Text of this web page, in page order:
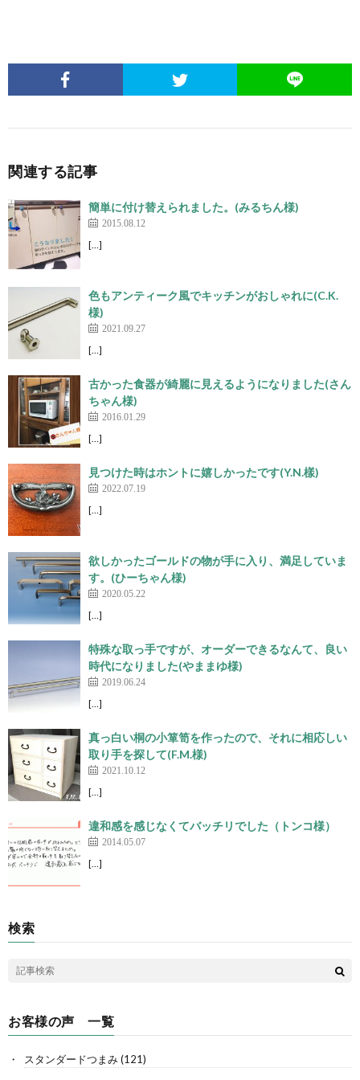
関連する記事
簡単に付け替えられました。(みるちん様)
2015.08.12
[…]
色もアンティーク風でキッチンがおしゃれに(C.K.
様)
2021.09.27
[…]
古かった食器が綺麗に見えるようになりました(さん
ちゃん様)
2016.01.29
[…]
見つけた時はホントに嬉しかったです(Y.N.樣)
2022.07.19
[…]
欲しかったゴールドの物が手に入り、満足していま
す。(ひーちゃん様)
2020.05.22
[…]
特殊な取っ手ですが、オーダーできるなんて、良い
時代になりました(やままゆ様)
2019.06.24
[…]
真っ白い桐の小箪笥を作ったので、それに相応しい
取り手を探して(F.M.様)
2021.10.12
[…]
違和感を感じなくてバッチリでした（トンコ様）
2014.05.07
[…]
検索
お客様の声 一覧
スタンダードつまみ(121)